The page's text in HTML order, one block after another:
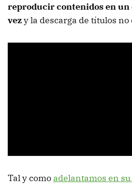
reproducir contenidos en un
vezy la descarga de títulos
Tal y como adelantamos en